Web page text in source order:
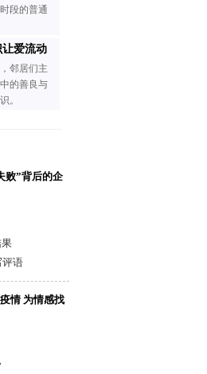
段的普通
爱流动
邻居们主
的善良与
。
败”背后的企
评语
情 为情感找